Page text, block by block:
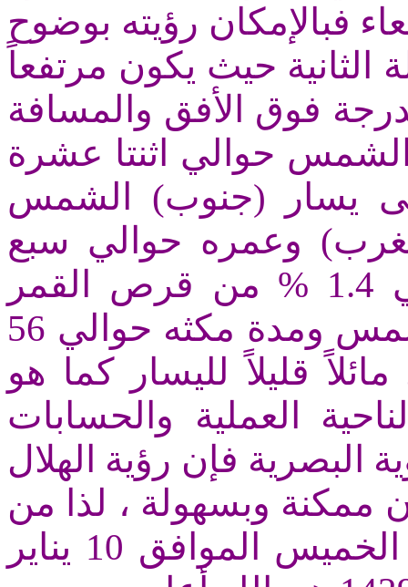
فبالإمكان رؤيته بوضوح
الثانية حيث يكون مرتفعاً
فوق الأفق والمسافة
حوالي اثنتا عشرة
يسار (جنوب) الشمس
وعمره حوالي سبع
وعشرون ساعة وإضاءته حوالي 1.4 % من قرص القمر
لحظة غروب الشمس ومدة مكثه حوالي 56
قليلاً لليسار كما هو
العملية والحسابات
البصرية فإن رؤية الهلال
ممكنة وبسهولة ، لذا من
المتوقع بإذن الله أن يكون يوم الخميس الموافق 10 يناير